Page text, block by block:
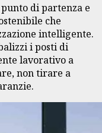
punto di partenza e
che
intelligente.
i posti di
lavorativo a
non tirare a